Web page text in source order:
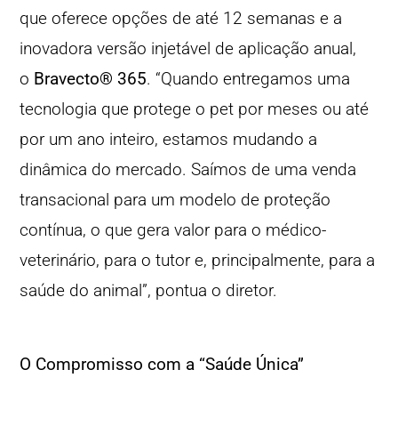
que oferece opções de até 12 semanas e a
inovadora versão injetável de aplicação anual,
o Bravecto® 365. “Quando entregamos uma
tecnologia que protege o pet por meses ou até
por um ano inteiro, estamos mudando a
dinâmica do mercado. Saímos de uma venda
transacional para um modelo de proteção
contínua, o que gera valor para o médico-
veterinário, para o tutor e, principalmente, para a
saúde do animal”, pontua o diretor.
O Compromisso com a “Saúde Única”